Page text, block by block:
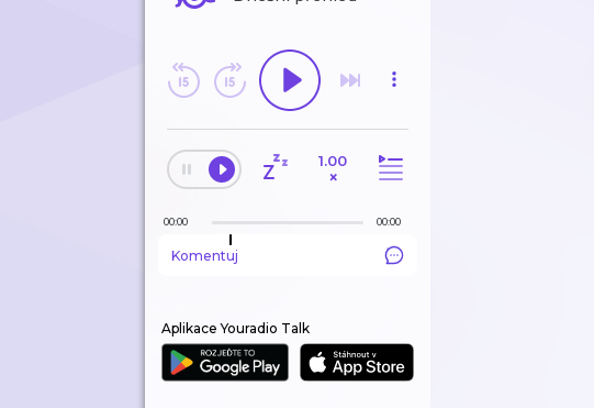
1.00
×
00:00 00:00
Komentuj
Aplikace Youradio Talk